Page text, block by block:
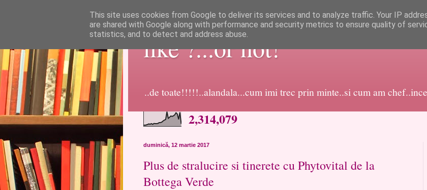
like ?...or not!
..de toate!!!!!..alandala...cum imi trec prin minte..si cum am
2,314,079
duminică, 12 martie 2017
Plus de stralucire si tinerete cu Phytovital de la
Bottega Verde
This site uses cookies from Google to deliver its services and to analyze traffic. Your IP
are shared with Google along with performance and security metrics to ensure quality of
statistics, and to detect and address abuse.